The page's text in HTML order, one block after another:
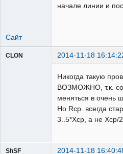
начале линии и
Сайт
CLON 2014-11-18
Никогда такую
ВОЗМОЖНО, т.к.
меняться в очень
Но Rcp. всегда
3..5*Хср, а не Хср/
ShSF 2014-11-18